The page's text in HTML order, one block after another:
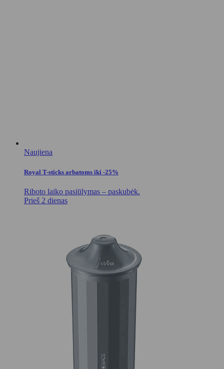
Naujiena
Royal T-sticks arbatoms iki -25%
Riboto laiko pasiūlymas – paskubėk.
Prieš 2 dienas